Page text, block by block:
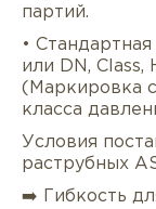
партий.
•
или DN, Class,
(Маркировка с
класса
Условия
раструбных
➡️ Гибкость